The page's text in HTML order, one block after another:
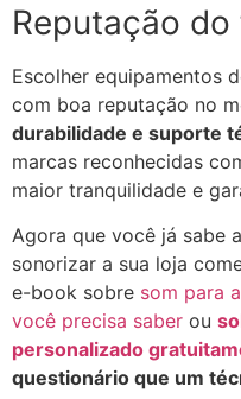
Reputação
Escolher equipamentos
com boa reputação no
durabilidade e suporte
marcas reconhecidas
maior tranquilidade e
Agora que você já sabe
sonorizar a sua loja
e-book sobre som para
você precisa saber ou
personalizado
questionário que um